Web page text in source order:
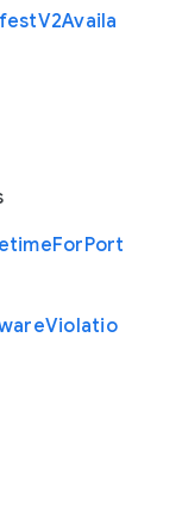
V2Availa
ForPort
Violatio